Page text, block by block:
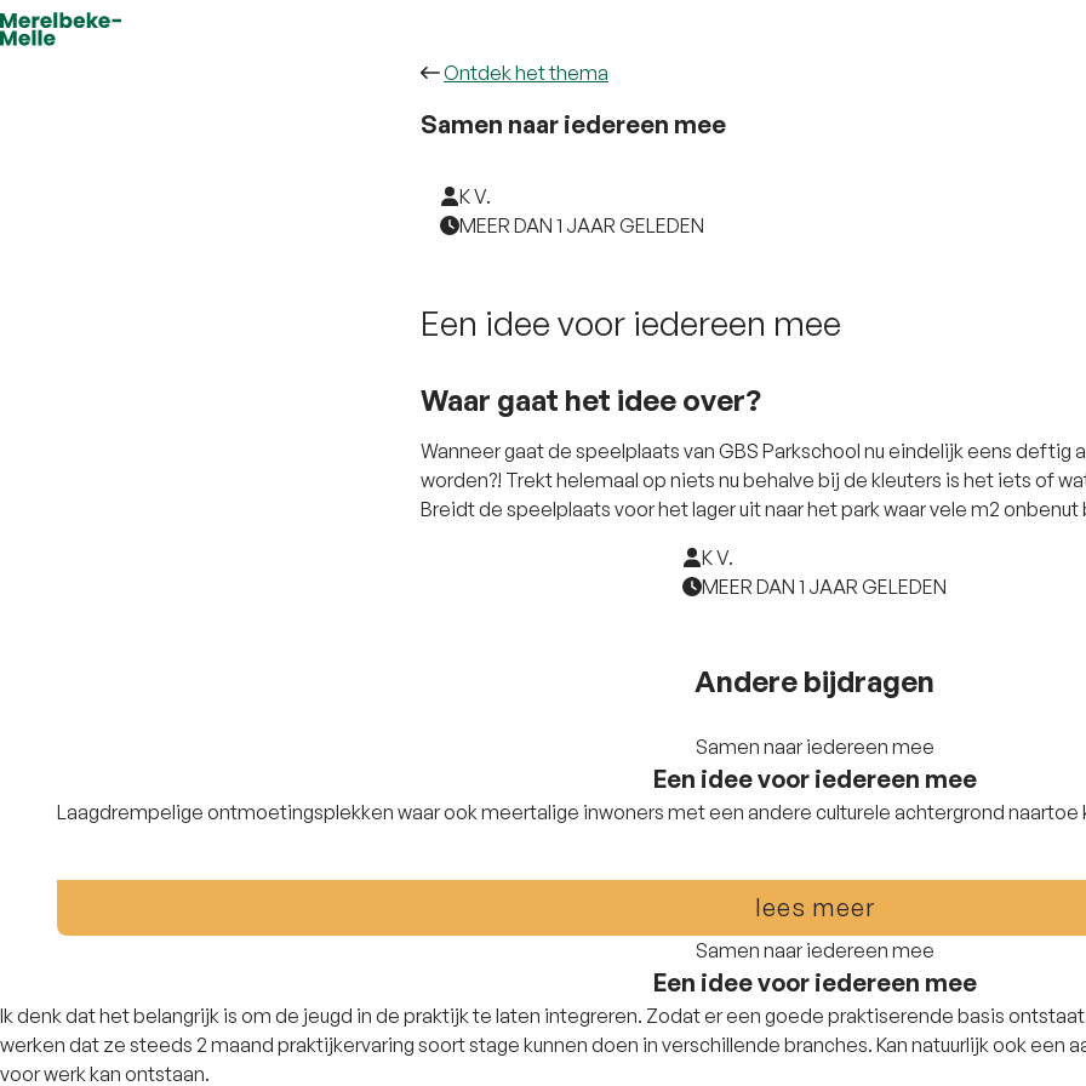
Ontdek het thema
Samen naar iedereen mee
K V.
MEER DAN 1 JAAR GELEDEN
Een idee voor iedereen mee
Waar gaat het idee over?
Wanneer gaat de speelplaats van GBS Parkschool nu eindelijk eens deftig
worden?! Trekt helemaal op niets nu behalve bij de kleuters is het iets of
Breidt de speelplaats voor het lager uit naar het park waar vele m2 onbenut
K V.
MEER DAN 1 JAAR GELEDEN
Andere bijdragen
Samen naar iedereen mee
Een idee voor iedereen mee
Laagdrempelige ontmoetingsplekken waar ook meertalige inwoners met een andere culturele achtergrond
lees meer
Samen naar iedereen mee
Een idee voor iedereen mee
Ik denk dat het belangrijk is om de jeugd in de praktijk te laten integreren. Zodat er een goede praktiserende basis
werken dat ze steeds 2 maand praktijkervaring soort stage kunnen doen in verschillende branches. Kan natuurlijk ook een
voor werk kan ontstaan.